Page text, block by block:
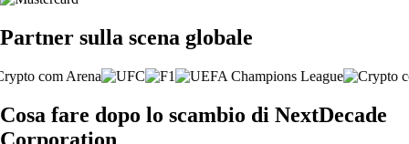
Partner sulla scena globale
Cosa fare dopo lo scambio di NextDecade
Corporation